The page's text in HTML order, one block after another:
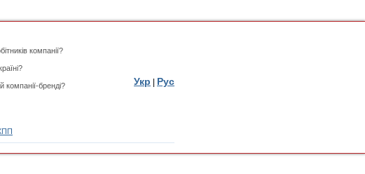
компанії?
компанії-бренді? Укр Рус